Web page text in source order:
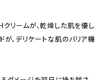
リームが、乾燥した肌を優し
が、デリケートな肌のバリア機